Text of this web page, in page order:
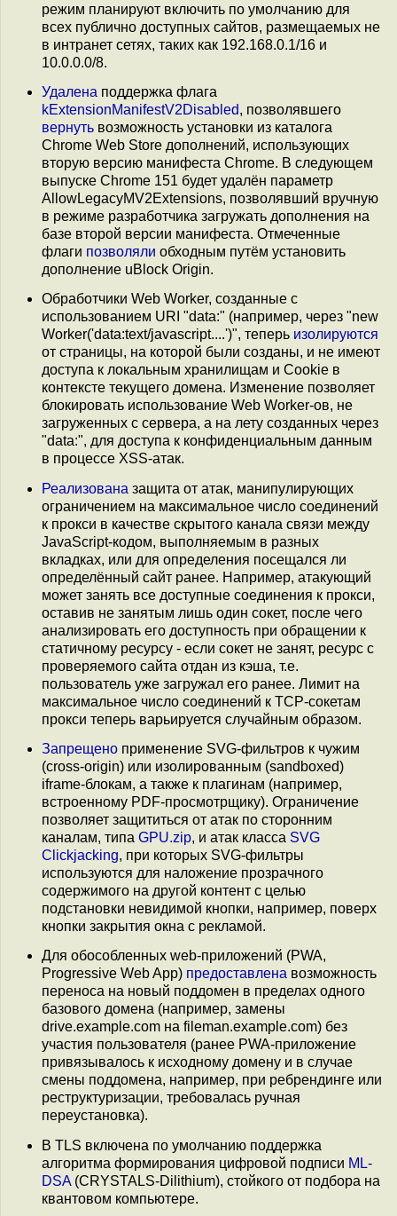
режим планируют включить по умолчанию для
всех публично доступных сайтов, размещаемых не
в интранет сетях, таких как 192.168.0.1/16 и
10.0.0.0/8.
Удалена поддержка флага
kExtensionManifestV2Disabled, позволявшего
вернуть возможность установки из каталога
Chrome Web Store дополнений, использующих
вторую версию манифеста Chrome. В следующем
выпуске Chrome 151 будет удалён параметр
AllowLegacyMV2Extensions, позволявший вручную
в режиме разработчика загружать дополнения на
базе второй версии манифеста. Отмеченные
флаги позволяли обходным путём установить
дополнение uBlock Origin.
Обработчики Web Worker, созданные с
использованием URI "data:" (например, через "new
Worker('data:text/javascript....')", теперь изолируются
от страницы, на которой были созданы, и не имеют
доступа к локальным хранилищам и Cookie в
контексте текущего домена. Изменение позволяет
блокировать использование Web Worker-ов, не
загруженных с сервера, а на лету созданных через
"data:", для доступа к конфиденциальным данным
в процессе XSS-атак.
Реализована защита от атак, манипулирующих
ограничением на максимальное число соединений
к прокси в качестве скрытого канала связи между
JavaScript-кодом, выполняемым в разных
вкладках, или для определения посещался ли
определённый сайт ранее. Например, атакующий
может занять все доступные соединения к прокси,
оставив не занятым лишь один сокет, после чего
анализировать его доступность при обращении к
статичному ресурсу - если сокет не занят, ресурс с
проверяемого сайта отдан из кэша, т.е.
пользователь уже загружал его ранее. Лимит на
максимальное число соединений к TCP-сокетам
прокси теперь варьируется случайным образом.
Запрещено применение SVG-фильтров к чужим
(cross-origin) или изолированным (sandboxed)
iframe-блокам, а также к плагинам (например,
встроенному PDF-просмотрщику). Ограничение
позволяет защититься от атак по сторонним
каналам, типа GPU.zip, и атак класса SVG
Clickjacking, при которых SVG-фильтры
используются для наложение прозрачного
содержимого на другой контент с целью
подстановки невидимой кнопки, например, поверх
кнопки закрытия окна с рекламой.
Для обособленных web-приложений (PWA,
Progressive Web App) предоставлена возможность
переноса на новый поддомен в пределах одного
базового домена (например, замены
drive.example.com на fileman.example.com) без
участия пользователя (ранее PWA-приложение
привязывалось к исходному домену и в случае
смены поддомена, например, при ребрендинге или
реструктуризации, требовалась ручная
переустановка).
В TLS включена по умолчанию поддержка
алгоритма формирования цифровой подписи ML-
DSA (CRYSTALS-Dilithium), стойкого от подбора на
квантовом компьютере.